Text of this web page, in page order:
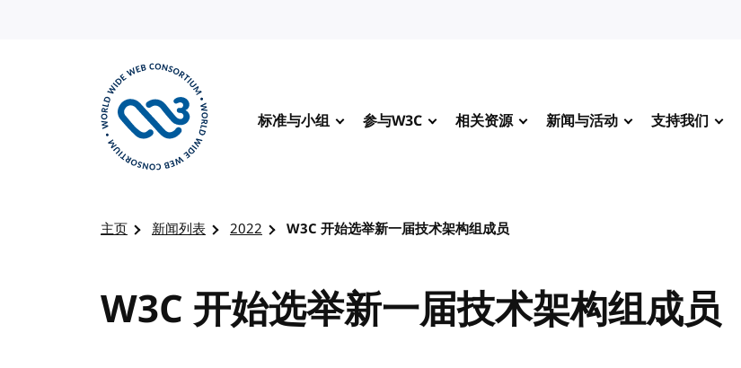
标准与小组 参与W3C 相关资源 新闻与活动 支持我们
主页 新闻列表 2022 W3C 开始选举新一届技术架构组成员
W3C 开始选举新一届技术架构组成员